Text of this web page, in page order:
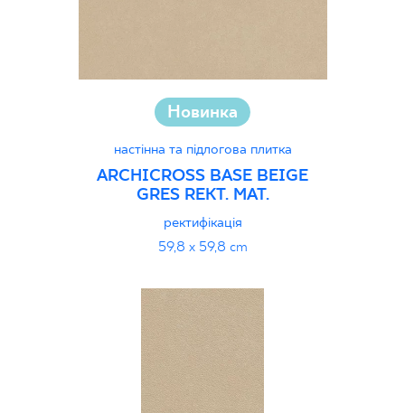
Новинка
настінна та підлогова плитка
ARCHICROSS BASE BEIGE
GRES REKT. MAT.
ректифікація
59,8 x 59,8 cm